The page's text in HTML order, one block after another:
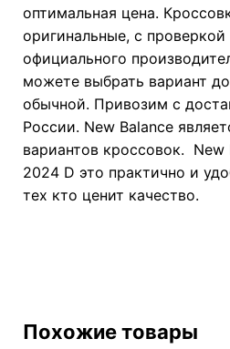
оптимальная цена.
оригинальные, с
официального
можете выбрать вариант
обычной. Привозим с
России. New Balance
вариантов кроссовок.
2024 D это практично и
тех кто ценит качество.
Похожие товары